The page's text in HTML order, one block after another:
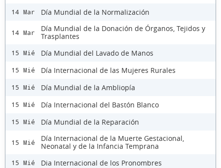
14 Mar Día Mundial de la Normalización
14 Mar
Día Mundial de la Donación de Órganos, Tejidos y
Trasplantes
15 Mié Día Mundial del Lavado de Manos
15 Mié Día Internacional de las Mujeres Rurales
15 Mié Día Mundial de la Ambliopía
15 Mié Día Internacional del Bastón Blanco
15 Mié Día Mundial de la Reparación
15 Mié
Día Internacional de la Muerte Gestacional,
Neonatal y de la Infancia Temprana
15 Mié Dia Internacional de los Pronombres